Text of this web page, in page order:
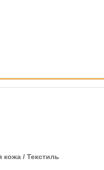
кожа / Текстиль